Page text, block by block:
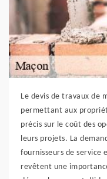
Le devis de travaux de
permettant aux
précis sur le coût des
leurs projets. La
fournisseurs de service
revêtent une